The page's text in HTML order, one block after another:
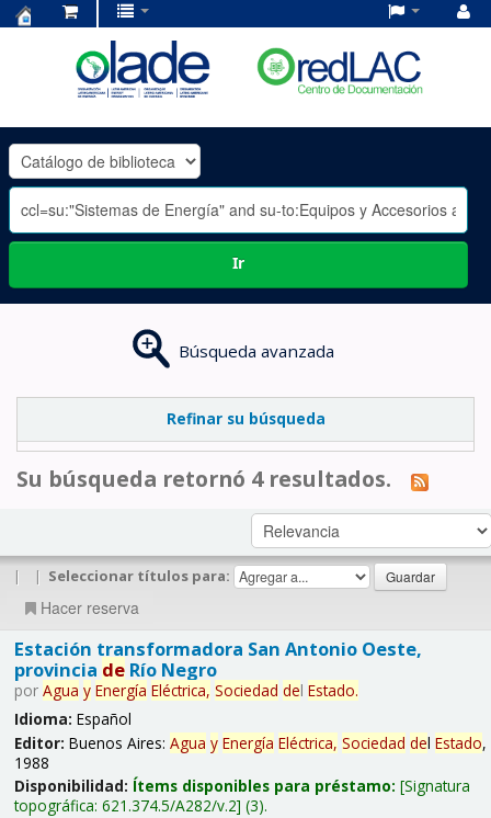
OLADE
-
Ir
Búsqueda avanzada
Refinar su búsqueda
Su búsqueda retornó 4 resultados.
| | Seleccionar títulos para:
Hacer reserva
Estación transformadora San Antonio Oeste,
provincia deRío Negro
por Agua y Energía Eléctrica, Sociedad del Estado.
Idioma: Español
Editor: Buenos Aires: Agua y Energía Eléctrica, Sociedad del Estado,
1988
Disponibilidad: Ítems disponibles para préstamo: Signatura
topográfica: 621.374.5/A282/v.2 (3).